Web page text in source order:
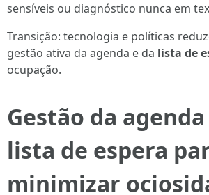
sensíveis ou diagnóstico nunca em
Transição: tecnologia e políticas
gestão ativa da agenda e da lista de
ocupação.
Gestão da
lista de espera
minimizar